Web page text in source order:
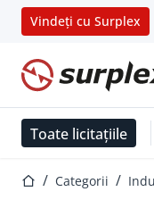
Vindeți cu Surplex
Pagina de start
Toate licitațiile
Pagina de start
Categorii